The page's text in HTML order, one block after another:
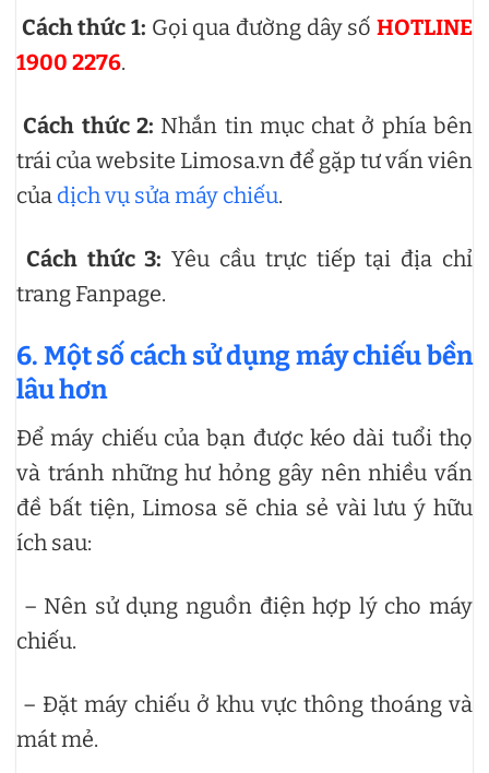
Cách thức 1: Gọi qua đường dây sốHOTLINE
1900 2276.
Cách thức 2: Nhắn tin mục chat ở phía bên
trái của website Limosa.vn để gặp tư vấn viên
của dịch vụ sửa máy chiếu.
Cách thức 3:Yêu cầu trực tiếp tại địa chỉ
trang Fanpage.
6. Một số cách sử dụng máy chiếu bền
lâu hơn
Để máy chiếu của bạn được kéo dài tuổi thọ
và tránh những hư hỏng gây nên nhiều vấn
đề bất tiện, Limosa sẽ chia sẻ vài lưu ý hữu
ích sau:
– Nên sử dụng nguồn điện hợp lý cho máy
chiếu.
– Đặt máy chiếu ở khu vực thông thoáng và
mát mẻ.